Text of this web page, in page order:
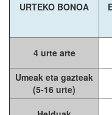
URTEKO BONOA
4 urte arte
Umeak eta gazteak
(5-16 urte)